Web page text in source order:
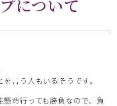
について
言う人もいるそうです。
命行っても勝負なので、負